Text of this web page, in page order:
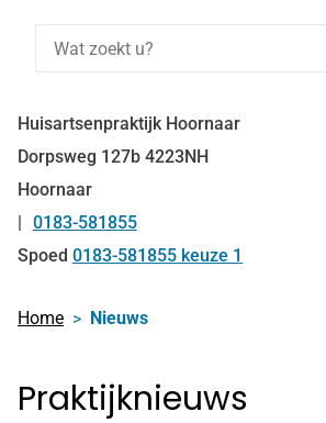
Huisartsenpraktijk Hoornaar
Dorpsweg 127b 4223NH
Hoornaar
Tel:
0183-581855
Spoed 0183-581855 keuze 1
Home Nieuws
Praktijknieuws